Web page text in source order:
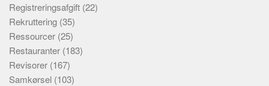
Registreringsafgift (22)
Rekruttering (35)
Ressourcer (25)
Restauranter (183)
Revisorer (167)
Samkørsel (103)